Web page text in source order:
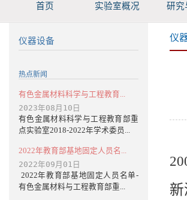
首页 实验室概况 研究
仪器设备
热点新闻
有色金属材料科学与工程教育...
2023年08月10日
有色金属材料科学与工程教育部重
点实验室2018-2022年学术委员...
2022年教育部基地固定人员名...
2022年09月01日
2022年教育部基地固定人员名单-
有色金属材料与工程教育部重...
仪